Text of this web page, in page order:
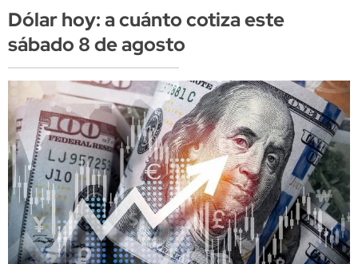
Dólar hoy: a cuánto cotiza este
sábado 8 de agosto